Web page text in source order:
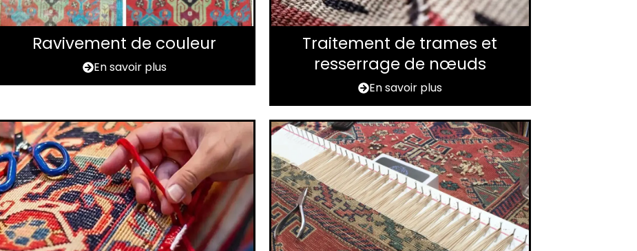
Ravivement de couleur
En savoir plus
Traitement de trames et
resserrage de nœuds
En savoir plus